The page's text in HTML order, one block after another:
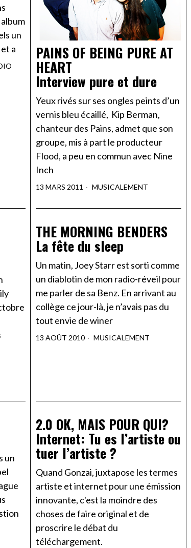
un
a
PAINS OF BEING PURE AT
HEART
Interview pure et dure
Yeux rivés sur ses ongles peints d’un
vernis bleu écaillé, Kip Berman,
chanteur des Pains, admet que son
groupe, mis à part le producteur
Flood, a peu en commun avec Nine
Inch
13 MARS 2011 MUSICALEMENT
THE MORNING BENDERS
La fête du sleep
Un matin, Joey Starr est sorti comme
un diablotin de mon radio-réveil pour
me parler de sa Benz. En arrivant au
collège ce jour-là, je n’avais pas du
tout envie de winer
13 AOÛT 2010 MUSICALEMENT
un
2.0 OK, MAIS POUR QUI?
Internet: Tu es l’artiste ou
tuer l’artiste ?
Quand Gonzai, juxtapose les termes
artiste et internet pour une émission
innovante, c'est la moindre des
choses de faire original et de
proscrire le débat du
téléchargement.